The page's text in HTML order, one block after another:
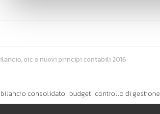
oic e nuovi principi contabili 2016
bilancio consolidato budget controllo di gestione